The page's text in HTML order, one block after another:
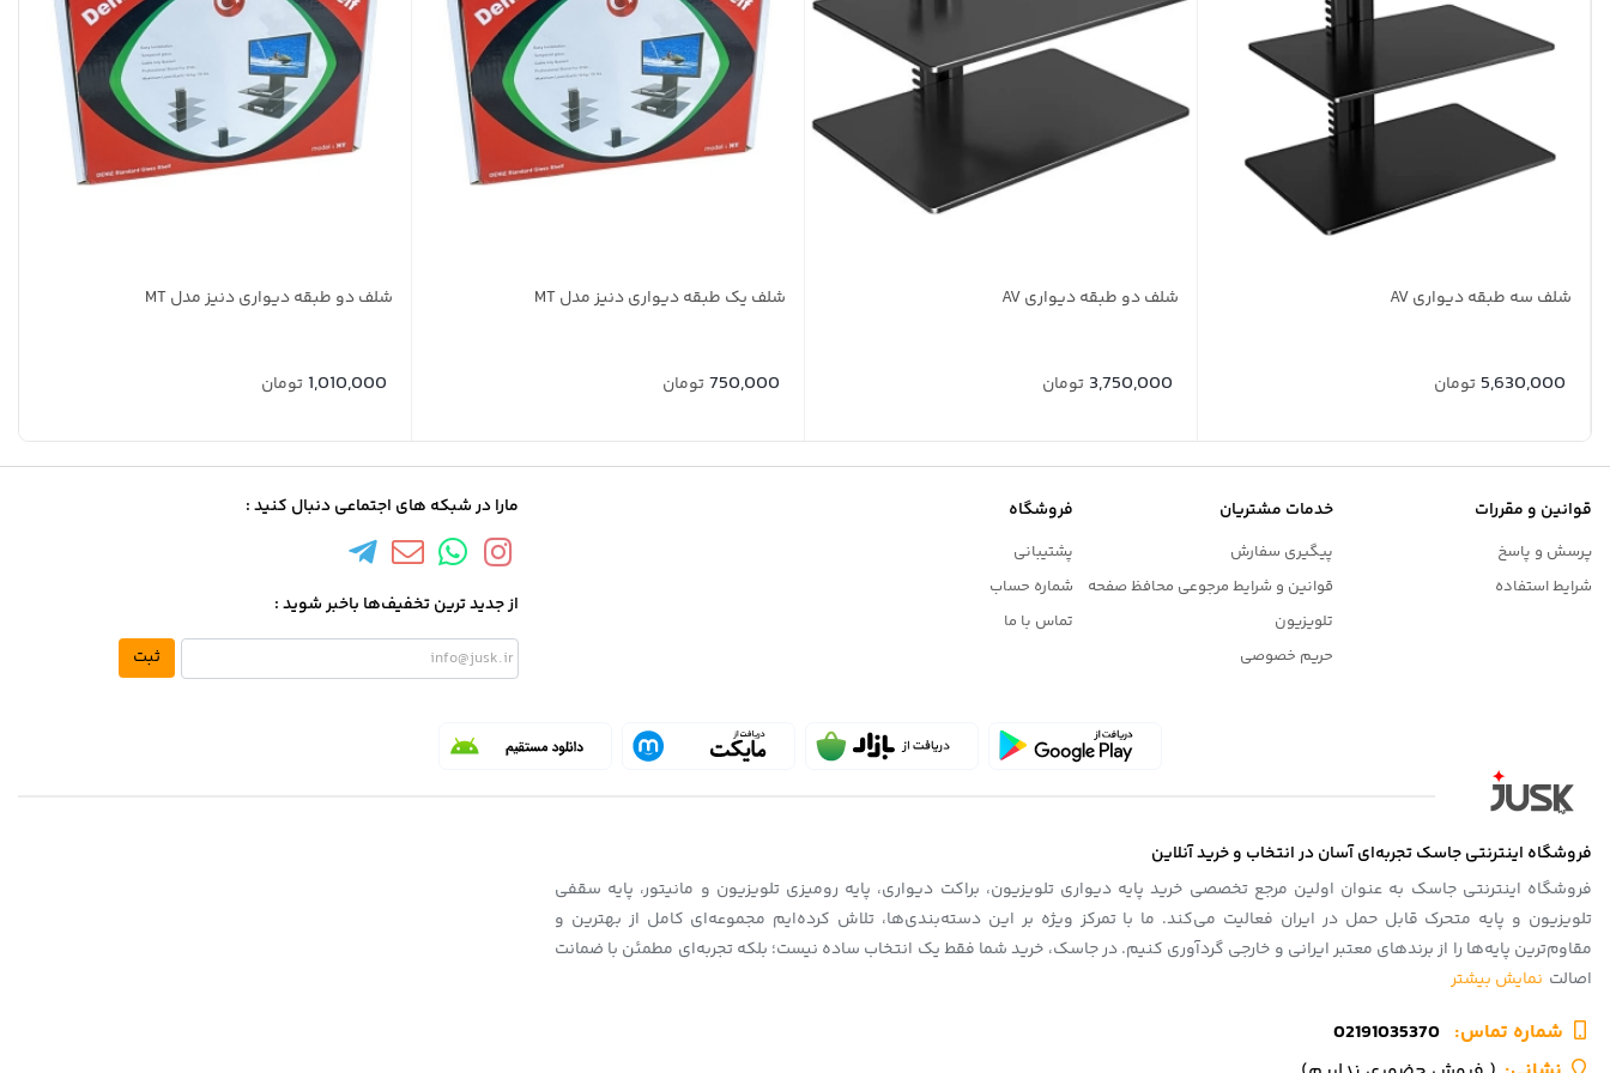
شلف سه طبقه دیواری AV
5,630,000 تومان
شلف دو طبقه دیواری AV
3,750,000 تومان
شلف یک طبقه دیواری دنیز مدل MT
750,000تومان
شلف دو طبقه دیواری دنیز مدل MT
1,010,000 تومان
قوانین و مقررات
پرسش و پاسخ
شرایط استفاده
خدمات مشتریان
پیگیری سفارش
قوانین و شرایط مرجوعی محافظ صفحه
تلویزیون
حریم خصوصی
فروشگاه
پشتیبانی
شماره حساب
تماس با ما
مارا در شبکه های اجتماعی دنبال کنید :
از جدید ترین تخفیف‌ها باخبر شوید :
ثبت
فروشگاه اینترنتی جاسک تجربه‌ای آسان در انتخاب و خرید آنلاین
فروشگاه اینترنتی جاسک به عنوان اولین مرجع تخصصی خرید پایه دیواری تلویزیون، براکت دیواری، پایه رومیزی تلویزیون و مانیتور، پایه سقفی
تلویزیون و پایه متحرک قابل حمل در ایران فعالیت می‌کند. ما با تمرکز ویژه بر این دسته‌بندی‌ها، تلاش کرده‌ایم مجموعه‌ای کامل از بهترین و
مقاوم‌ترین پایه‌ها را از برندهای معتبر ایرانی و خارجی گردآوری کنیم. در جاسک، خرید شما فقط یک انتخاب ساده نیست؛ بلکه تجربه‌ای مطمئن با ضمانت
اصالت نمایش بیشتر
شماره تماس‌: 02191035370